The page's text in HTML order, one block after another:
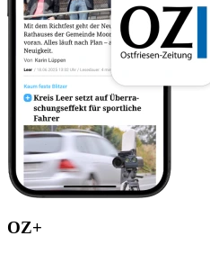
OZ+